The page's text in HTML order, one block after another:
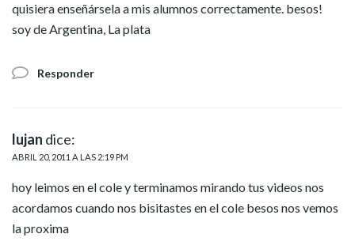
quisiera enseñársela a mis alumnos correctamente. besos!
soy de Argentina, La plata
Responder
lujan dice:
ABRIL 20, 2011 A LAS 2:19 PM
hoy leimos en el cole y terminamos mirando tus videos nos
acordamos cuando nos bisitastes en el cole besos nos vemos
la proxima